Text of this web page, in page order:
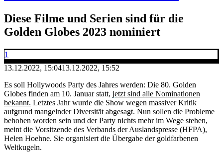
Diese Filme und Serien sind für die
Golden Globes 2023 nominiert
1
13.12.2022, 15:0413.12.2022, 15:52
Es soll Hollywoods Party des Jahres werden: Die 80. Golden
Globes finden am 10. Januar statt, jetzt sind alle Nominationen
bekannt. Letztes Jahr wurde die Show wegen massiver Kritik
aufgrund mangelnder Diversität abgesagt. Nun sollen die Probleme
behoben worden sein und der Party nichts mehr im Wege stehen,
meint die Vorsitzende des Verbands der Auslandspresse (HFPA),
Helen Hoehne. Sie organisiert die Übergabe der goldfarbenen
Weltkugeln.